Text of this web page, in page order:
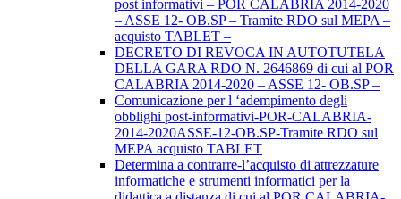
post informativi – POR CALABRIA 2014-2020
– ASSE 12- OB.SP – Tramite RDO sul MEPA –
acquisto TABLET –
DECRETO DI REVOCA IN AUTOTUTELA
DELLA GARA RDO N. 2646869 di cui al POR
CALABRIA 2014-2020 – ASSE 12- OB.SP –
Comunicazione per l ‘adempimento degli
obblighi post-informativi-POR-CALABRIA-
2014-2020ASSE-12-OB.SP-Tramite RDO sul
MEPA acquisto TABLET
Determina a contrarre-l’acquisto di attrezzature
informatiche e strumenti informatici per la